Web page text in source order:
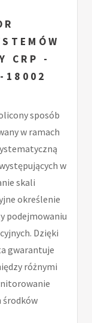
CRP -
18002
sposób
w ramach
w
skali
określenie
podejmowaniu
Dzięki
gwarantuje
różnymi
środków